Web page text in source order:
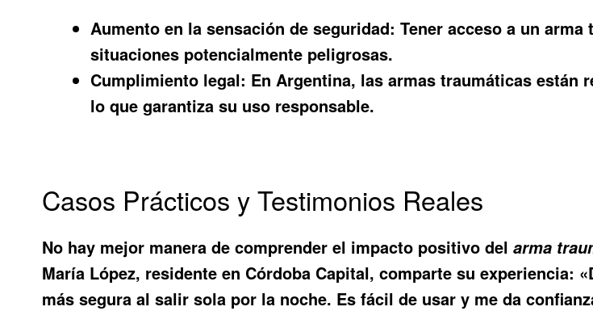
Aumento en la sensación de seguridad: Tener acceso a un
situaciones potencialmente peligrosas.
Cumplimiento legal: En Argentina, las armas traumáticas están
lo que garantiza su uso responsable.
Casos Prácticos y Testimonios Reales
No hay mejor manera de comprender el impacto positivo delarma
María López, residente en Córdoba Capital, comparte su experiencia:
más segura al salir sola por la noche. Es fácil de usar y me da